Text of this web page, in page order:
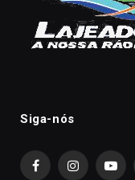
Siga-nós
FacebookInstagram